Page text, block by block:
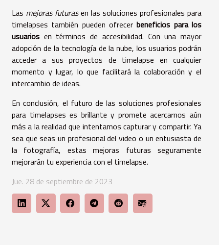
Las mejoras futurasen las soluciones profesionales para
timelapses también pueden ofrecerbeneficios para los
usuarios en términos de accesibilidad. Con una mayor
adopción de la tecnología de la nube, los usuarios podrán
acceder a sus proyectos de timelapse en cualquier
momento y lugar, lo que facilitará la colaboración y el
intercambio de ideas.
En conclusión, el futuro de las soluciones profesionales
para timelapses es brillante y promete acercarnos aún
más a la realidad que intentamos capturar y compartir. Ya
sea que seas un profesional del video o un entusiasta de
la fotografía, estas mejoras futuras seguramente
mejorarán tu experiencia con el timelapse.
Jue. 28 de septiembre de 2023